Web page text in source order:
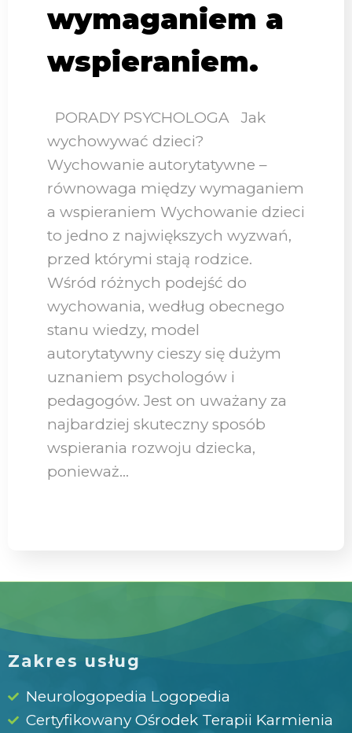
wymaganiem a
wspieraniem.
PORADY PSYCHOLOGA Jak
wychowywać dzieci?
Wychowanie autorytatywne –
równowaga między wymaganiem
a wspieraniem Wychowanie dzieci
to jedno z największych wyzwań,
przed którymi stają rodzice.
Wśród różnych podejść do
wychowania, według obecnego
stanu wiedzy, model
autorytatywny cieszy się dużym
uznaniem psychologów i
pedagogów. Jest on uważany za
najbardziej skuteczny sposób
wspierania rozwoju dziecka,
ponieważ…
Zakres usług
Neurologopedia Logopedia
Certyfikowany Ośrodek Terapii Karmienia